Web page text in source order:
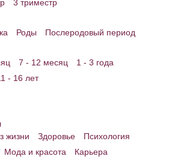
3 триместр
Роды
Послеродовый период
7 - 12 месяц
1 - 3 года
- 16 лет
жизни Здоровье
Психология
Мода и красота
Карьера